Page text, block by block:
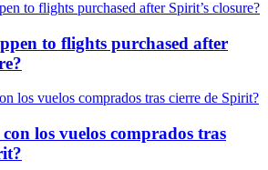
to flights purchased after
los vuelos comprados tras